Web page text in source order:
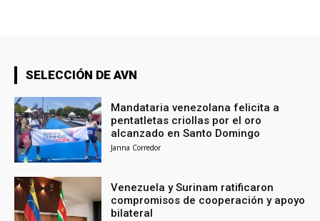
SELECCIÓN DE AVN
Mandataria venezolana felicita a
pentatletas criollas por el oro
alcanzado en Santo Domingo
Janna Corredor
Venezuela y Surinam ratificaron
compromisos de cooperación y apoyo
bilateral